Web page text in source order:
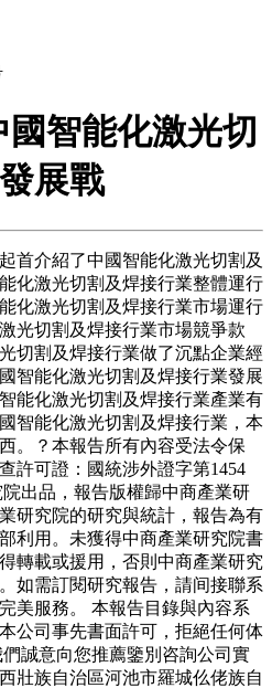
國智能化激光切
展戰
介紹了中國智能化激光切割及
化激光切割及焊接行業整體運行
化激光切割及焊接行業市場運行
光切割及焊接行業市場競爭款
切割及焊接行業做了沉點企業經
智能化激光切割及焊接行業發展
能化激光切割及焊接行業產業有
智能化激光切割及焊接行業，本
。？本報告所有內容受法令保
許可證：國統涉外證字第1454
出品，報告版權歸中商產業研
研究院的研究與統計，報告為有
利用。未獲得中商產業研究院書
轉載或援用，否則中商產業研究
如需訂閱研究報告，請间接聯系
美服務。 本報告目錄與內容系
公司事先書面許可，拒絕任何体
誠意向您推薦鑒別咨詢公司實
壯族自治區河池市羅城仫佬族自